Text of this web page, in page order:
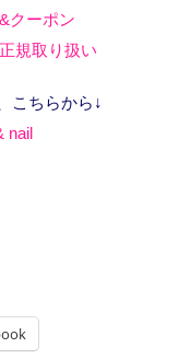
クーポン
規取り扱い
こちらから↓
nail